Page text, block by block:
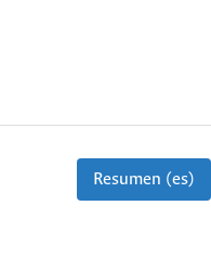
Resumen (es)